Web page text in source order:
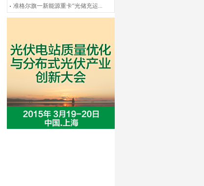
准格尔旗一新能源重卡“光储充运...